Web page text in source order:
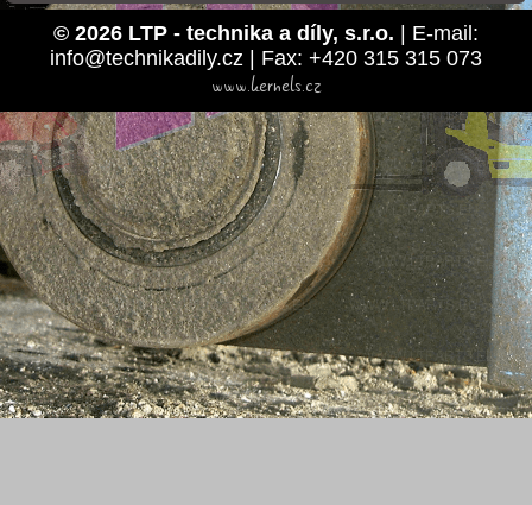
© 2026 LTP - technika a díly, s.r.o. | E-mail:
info@technikadily.cz | Fax: +420 315 315 073
www.kernels.cz